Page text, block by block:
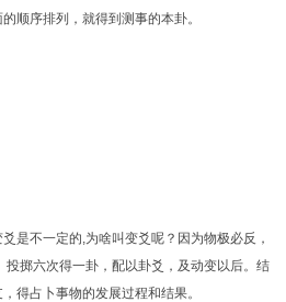
顺序排列，就得到测事的本卦。
是不一定的,为啥叫变爻呢？因为物极必反，
掷六次得一卦，配以卦爻，及动变以后。结
得占卜事物的发展过程和结果。